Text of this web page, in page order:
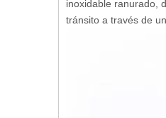
inoxidable ranurado,
tránsito a través de